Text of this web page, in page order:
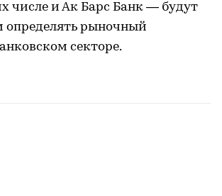
числе и Ак Барс Банк — будут
определять рыночный
секторе.